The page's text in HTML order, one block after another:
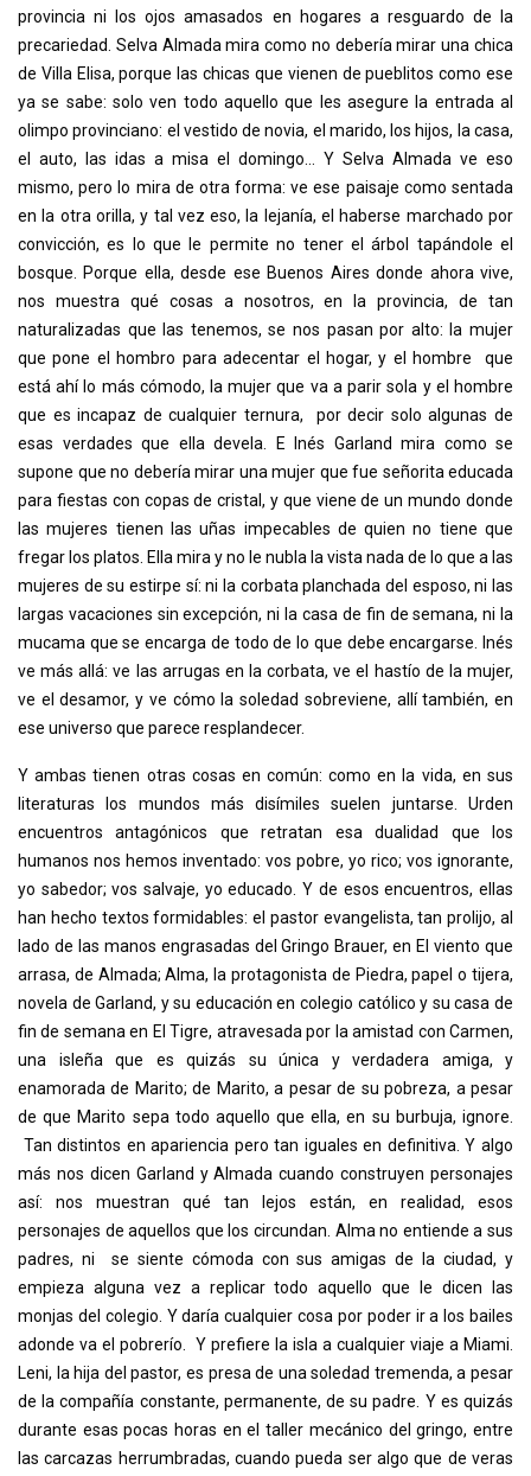
provincia ni los ojos amasados en hogares a resguardo de la
precariedad. Selva Almada mira como no debería mirar una chica
de Villa Elisa, porque las chicas que vienen de pueblitos como ese
ya se sabe: solo ven todo aquello que les asegure la entrada al
olimpo provinciano: el vestido de novia, el marido, los hijos, la casa,
el auto, las idas a misa el domingo… Y Selva Almada ve eso
mismo, pero lo mira de otra forma: ve ese paisaje como sentada
en la otra orilla, y tal vez eso, la lejanía, el haberse marchado por
convicción, es lo que le permite no tener el árbol tapándole el
bosque. Porque ella, desde ese Buenos Aires donde ahora vive,
nos muestra qué cosas a nosotros, en la provincia, de tan
naturalizadas que las tenemos, se nos pasan por alto: la mujer
que pone el hombro para adecentar el hogar, y el hombre que
está ahí lo más cómodo, la mujer que va a parir sola y el hombre
que es incapaz de cualquier ternura, por decir solo algunas de
esas verdades que ella devela. E Inés Garland mira como se
supone que no debería mirar una mujer que fue señorita educada
para fiestas con copas de cristal, y que viene de un mundo donde
las mujeres tienen las uñas impecables de quien no tiene que
fregar los platos. Ella mira y no le nubla la vista nada de lo que a las
mujeres de su estirpe sí: ni la corbata planchada del esposo, ni las
largas vacaciones sin excepción, ni la casa de fin de semana, ni la
mucama que se encarga de todo de lo que debe encargarse. Inés
ve más allá: ve las arrugas en la corbata, ve el hastío de la mujer,
ve el desamor, y ve cómo la soledad sobreviene, allí también, en
ese universo que parece resplandecer.
Y ambas tienen otras cosas en común: como en la vida, en sus
literaturas los mundos más disímiles suelen juntarse. Urden
encuentros antagónicos que retratan esa dualidad que los
humanos nos hemos inventado: vos pobre, yo rico; vos ignorante,
yo sabedor; vos salvaje, yo educado. Y de esos encuentros, ellas
han hecho textos formidables: el pastor evangelista, tan prolijo, al
lado de las manos engrasadas del Gringo Brauer, en El viento que
arrasa, de Almada; Alma, la protagonista de Piedra, papel o tijera,
novela de Garland, y su educación en colegio católico y su casa de
fin de semana en El Tigre, atravesada por la amistad con Carmen,
una isleña que es quizás su única y verdadera amiga, y
enamorada de Marito; de Marito, a pesar de su pobreza, a pesar
de que Marito sepa todo aquello que ella, en su burbuja, ignore.
Tan distintos en apariencia pero tan iguales en definitiva. Y algo
más nos dicen Garland y Almada cuando construyen personajes
así: nos muestran qué tan lejos están, en realidad, esos
personajes de aquellos que los circundan. Alma no entiende a sus
padres, ni se siente cómoda con sus amigas de la ciudad, y
empieza alguna vez a replicar todo aquello que le dicen las
monjas del colegio. Y daría cualquier cosa por poder ir a los bailes
adonde va el pobrerío. Y prefiere la isla a cualquier viaje a Miami.
Leni, la hija del pastor, es presa de una soledad tremenda, a pesar
de la compañía constante, permanente, de su padre. Y es quizás
durante esas pocas horas en el taller mecánico del gringo, entre
las carcazas herrumbradas, cuando pueda ser algo que de veras